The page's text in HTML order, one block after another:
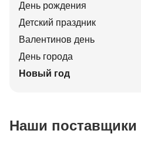
День рождения
Детский праздник
Валентинов день
День города
Новый год
Наши поставщики